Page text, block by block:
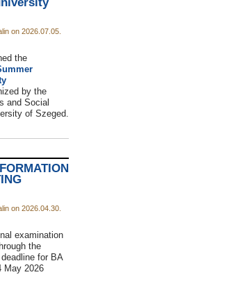
on 2026.07.05.
the
by the
and Social
of Szeged.
on 2026.04.30.
examination
the
for BA
May 2026